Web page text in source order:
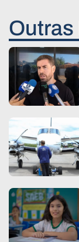
Outras